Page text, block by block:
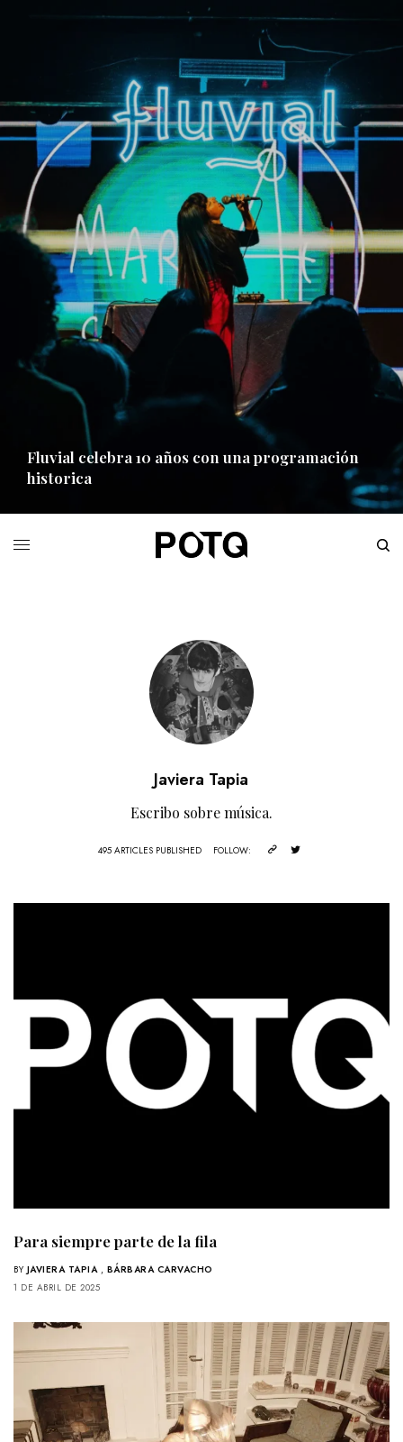
Fluvial celebra 10 años con una programación
historica
Javiera Tapia
Escribo sobre música.
495 ARTICLES PUBLISHED FOLLOW:
Para siempre parte de la fila
BY JAVIERA TAPIA, BÁRBARA CARVACHO
1 DE ABRIL DE 2025